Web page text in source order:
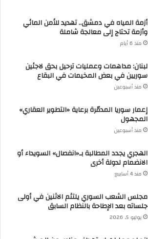
أزمة المياه في دمشق.. تهديد للأمن المائي
وأزمة تحتاج إلى معالجة شاملة
منذ 6 أيام
لبنان: مداهمات وعمليات ترحيل بحق لاجئين
سوريين في بعض المخيمات في البقاع
منذ أسبوعين
إعمار سوريا المدمّرة برعاية «التطوير العقاري»
المجهول
منذ أسبوعين
الهجري يجدد المطالبة بـ«انفصال» السويداء أو
الانضمام لدولة أخرى
منذ 4 أسابيع
مجلس الشعب السوري يلتئم الاثنين في أولى
جلساته بعد الإطاحة بالنظام السابق
يوليو 5, 2026